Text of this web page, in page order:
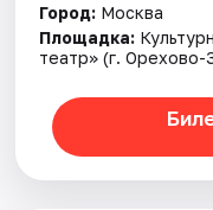
Город: Москва
Площадка:
театр» (г. Орехово-